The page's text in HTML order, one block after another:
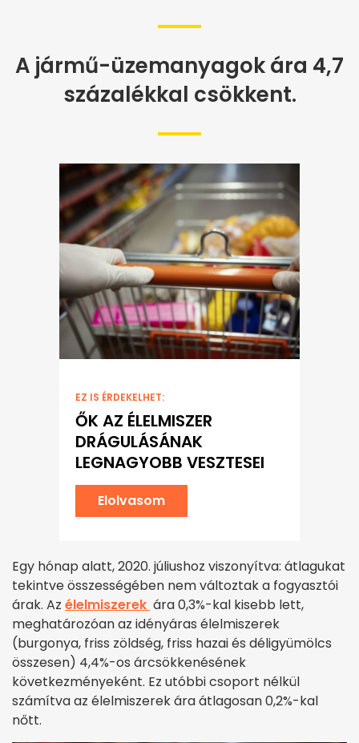
A jármű-üzemanyagok ára 4,7
százalékkal csökkent.
EZ IS ÉRDEKELHET:
ŐK AZ ÉLELMISZER
DRÁGULÁSÁNAK
LEGNAGYOBB VESZTESEI
Elolvasom
Egy hónap alatt, 2020. júliushoz viszonyítva: átlagukat
tekintve összességében nem változtak a fogyasztói
árak. Az élelmiszerek ára 0,3%-kal kisebb lett,
meghatározóan az idényáras élelmiszerek
(burgonya, friss zöldség, friss hazai és déligyümölcs
összesen) 4,4%-os árcsökkenésének
következményeként. Ez utóbbi csoport nélkül
számítva az élelmiszerek ára átlagosan 0,2%-kal
nőtt.